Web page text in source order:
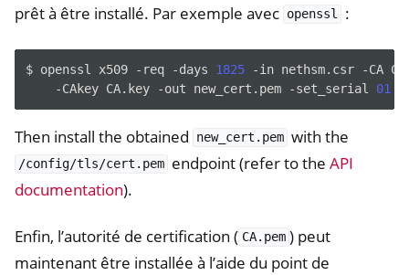
prêt à être installé. Par exemple avec openssl :
$ openssl x509 -req -days 1825 -in nethsm.csr -CA
-CAkey CA.key -out new_cert.pem -set_serial 01
Then install the obtained new_cert.pem with the
/config/tls/cert.pem endpoint (refer to the API
documentation).
Enfin, l’autorité de certification ( CA.pem ) peut
maintenant être installée à l’aide du point de